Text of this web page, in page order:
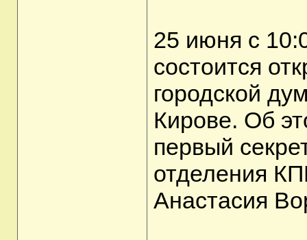
25 июня с
состоится
городской
Кирове. Об
первый
отделения
Анастасия